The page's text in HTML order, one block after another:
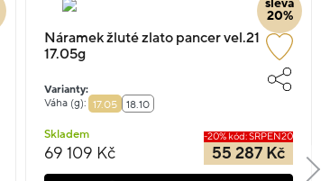
sleva
20%
Náramek žluté zlato pancer vel.21
17.05g
Varianty:
Váha (g):
17.05 18.10
Skladem
69 109 Kč
-20% kód: SRPEN20
55 287 Kč